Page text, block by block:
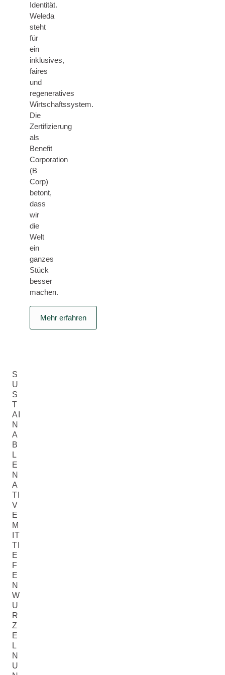
Identität.
Weleda
steht
für
ein
inklusives,
faires
und
regeneratives
Wirtschaftssystem.
Die
Zertifizierung
als
Benefit
Corporation
(B
Corp)
betont,
dass
wir
die
Welt
ein
ganzes
Stück
besser
machen.
Mehr erfahren
S
U
S
T
AI
N
A
B
L
E
N
A
TI
V
E
M
IT
TI
E
F
E
N
W
U
R
Z
E
L
N
U